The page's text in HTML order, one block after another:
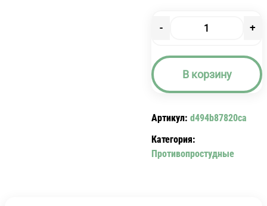
-
АМБРОБЕНЕ
ТАБЛ.
30
№20
AMBROBENE
+
В корзину
Артикул: d494b87820ca
Категория:
Противопростудные